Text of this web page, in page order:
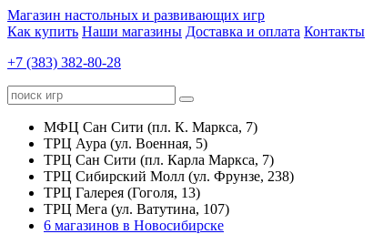
Магазин настольных и развивающих игр
Как купить Наши магазины Доставка и оплата Контакты
+7 (383) 382-80-28
МФЦ Сан Сити (пл. К. Маркса, 7)
ТРЦ Аура (ул. Военная, 5)
ТРЦ Сан Сити (пл. Карла Маркса, 7)
ТРЦ Сибирский Молл (ул. Фрунзе, 238)
ТРЦ Галерея (Гоголя, 13)
ТРЦ Мега (ул. Ватутина, 107)
6 магазинов в Новосибирске